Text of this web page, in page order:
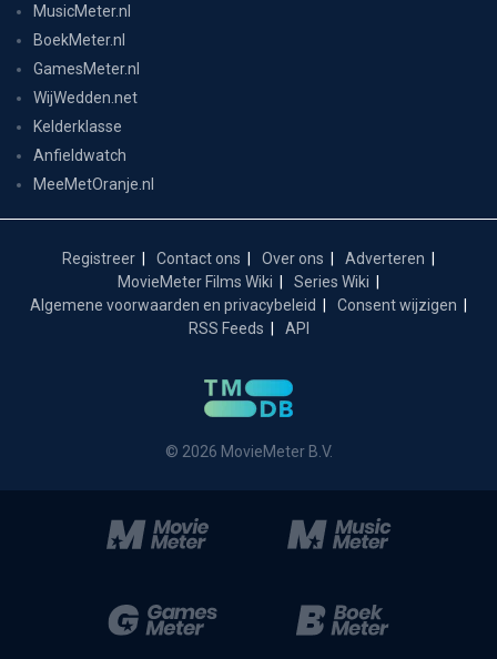
MusicMeter.nl
BoekMeter.nl
GamesMeter.nl
WijWedden.net
Kelderklasse
Anfieldwatch
MeeMetOranje.nl
Registreer Contact ons Over ons
Adverteren
MovieMeter Films Wiki
Series Wiki
Algemene voorwaarden en privacybeleid
Consent wijzigen
RSS Feeds
API
© 2026 MovieMeter B.V.